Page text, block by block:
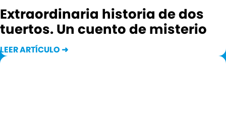
Extraordinaria historia de dos
tuertos. Un cuento de misterio
LEER ARTÍCULO ➜